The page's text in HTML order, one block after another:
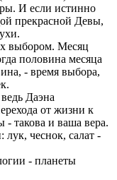
И если истинно
прекрасной Девы,
выбором. Месяц
половина месяца
- время выбора,
Даэна
от жизни к
- такова и ваша вера.
чеснок, салат -
- планеты